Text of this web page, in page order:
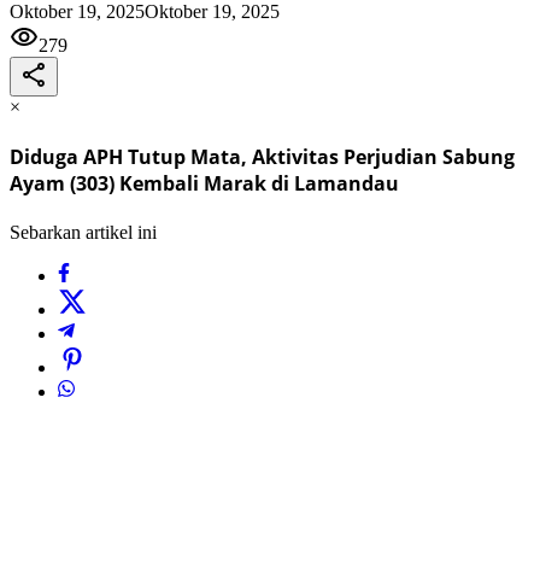
Oktober 19, 2025Oktober 19, 2025
279
×
Diduga APH Tutup Mata, Aktivitas Perjudian Sabung
Ayam (303) Kembali Marak di Lamandau
Sebarkan artikel ini